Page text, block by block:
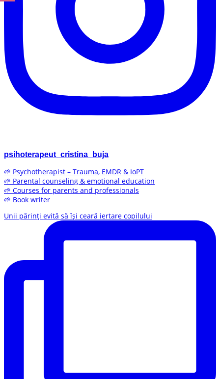
psihoterapeut_cristina_buja
🌱 Psychotherapist – Trauma, EMDR & IoPT
🌱 Parental counseling & emotional education
🌱 Courses for parents and professionals
🌱 Book writer
Unii părinți evită să își ceară iertare copilului